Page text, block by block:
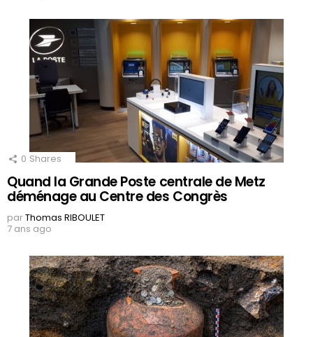
0 Shares
Quand la Grande Poste centrale de Metz
déménage au Centre des Congrès
parThomas RIBOULET
7 ans ago